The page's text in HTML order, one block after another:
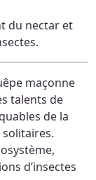
du nectar et
maçonne
talents de
de la
solitaires.
d’insectes